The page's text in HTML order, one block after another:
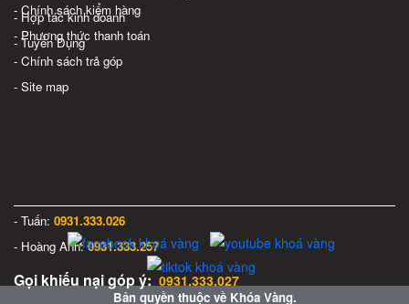
- Chính sách kiểm hàng
- Phương thức thanh toán
- Chính sách trả góp
- Site map
- Hợp tác kinh doanh
- Tuyển Dụng
- Tuấn: 0931.333.026
- Hoàng Anh:0931.333.257
Gọi khiếu nại góp ý: 0931.333.027
Bản quyền thuộc về Khóa Vàng.